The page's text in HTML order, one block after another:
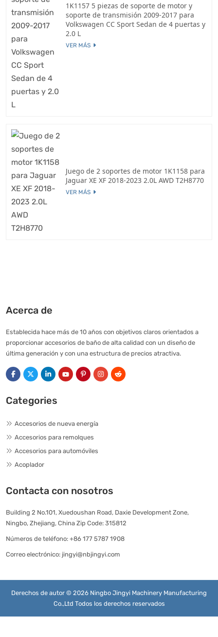
1K1157 5 piezas de soporte de motor y
soporte de transmisión 2009-2017 para
Volkswagen CC Sport Sedan de 4 puertas y
2.0 L
VER MÁS
Juego de 2 soportes de motor 1K1158 para
Jaguar XE XF 2018-2023 2.0L AWD T2H8770
VER MÁS
Acerca de
Establecida hace más de 10 años con objetivos claros orientados a
proporcionar accesorios de baño de alta calidad con un diseño de
última generación y con una estructura de precios atractiva.
Categories
Accesorios de nueva energía
Accesorios para remolques
Accesorios para automóviles
Acoplador
Contacta con nosotros
Building 2 No.101, Xuedoushan Road, Daxie Development Zone,
Ningbo, Zhejiang, China Zip Code: 315812
Números de teléfono: +86 177 5787 1908
Correo electrónico: jingyi@nbjingyi.com
Derechos de autor © 2026 Ningbo Jingyi Machinery Manufacturing
Co.,Ltd Todos los derechos reservados